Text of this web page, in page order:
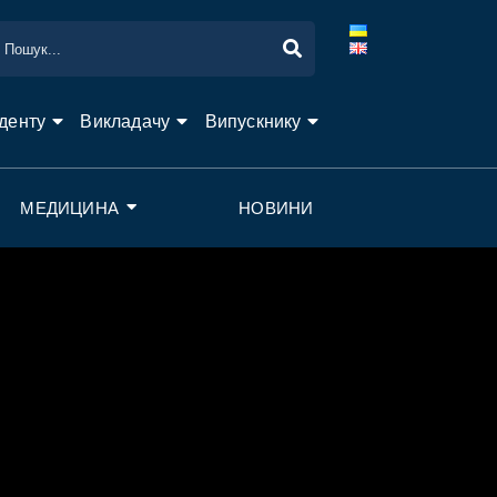
Викладачу Випускнику
МЕДИЦИНА НОВИНИ